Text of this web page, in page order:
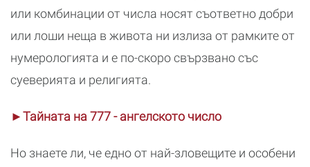
или комбинации от числа носят съответно добри
или лоши неща в живота ни излиза от рамките от
нумерологията и е по-скоро свързвано със
суеверията и религията.
►Тайната на 777 - ангелското число
Но знаете ли, че едно от най-зловещите и особени